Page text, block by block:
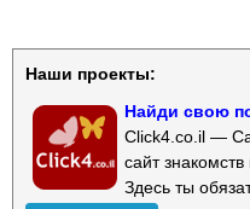
Наши проекты:
Найди свою
Click4.co.il —
сайт
Здесь ты